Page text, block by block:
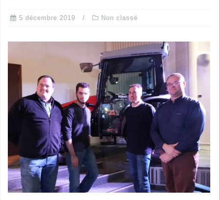
5 décembre 2019 Non classé